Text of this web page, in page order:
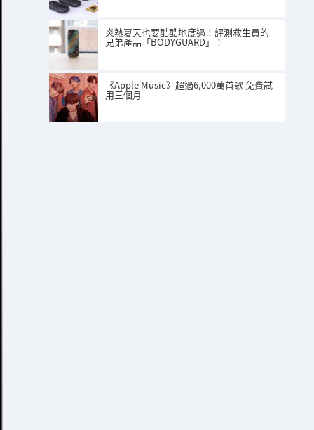
炎熱夏天也要酷酷地度過！評測救生員的
兄弟產品「BODYGUARD」！
《Apple Music》超過6,000萬首歌 免費試
用三個月